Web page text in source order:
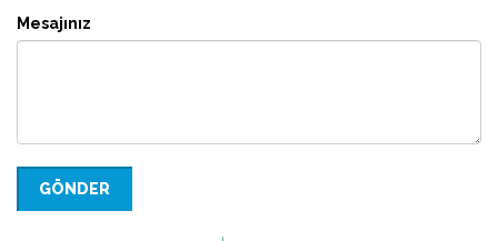
Mesajınız
GÖNDER